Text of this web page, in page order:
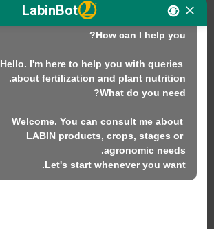
نحن
الاستدامة
اتصل بنا
LabinBot
Hello. I am LABINbot, the technical
Hello. I'm here to help you with queries
Welcome. You can consult me about
LABIN products, crops, stages or
Let's start whenever you want.